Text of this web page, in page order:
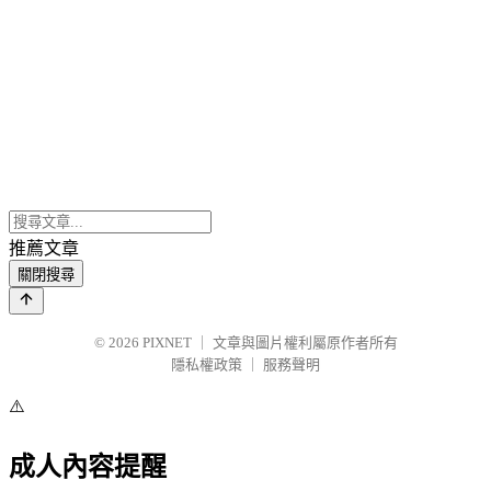
推薦文章
關閉搜尋
© 2026 PIXNET
文章與圖片權利屬原作者所有
隱私權政策
服務聲明
⚠️
成人內容提醒